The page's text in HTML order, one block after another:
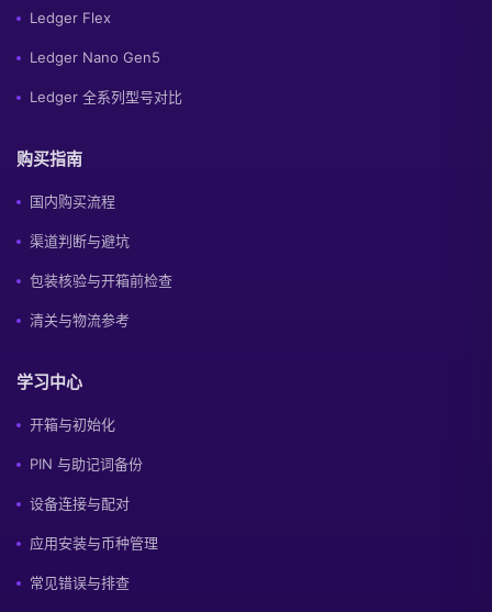
Ledger Flex
Ledger Nano Gen5
Ledger 全系列型号对比
购买指南
国内购买流程
渠道判断与避坑
包装核验与开箱前检查
清关与物流参考
学习中心
开箱与初始化
PIN 与助记词备份
设备连接与配对
应用安装与币种管理
常见错误与排查